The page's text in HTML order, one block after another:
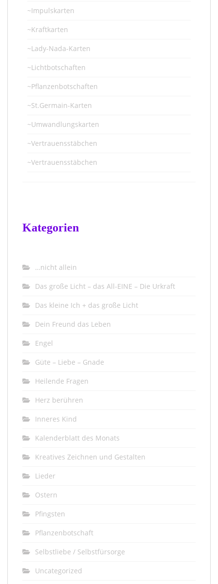
~Impulskarten
~Kraftkarten
~Lady-Nada-Karten
~Lichtbotschaften
~Pflanzenbotschaften
~St.Germain-Karten
~Umwandlungskarten
~Vertrauensstäbchen
~Vertrauensstäbchen
Kategorien
…nicht allein
Das große Licht – das All-EINE – Die Urkraft
Das kleine Ich + das große Licht
Dein Freund das Leben
Engel
Güte – Liebe – Gnade
Heilende Fragen
Herz berühren
Inneres Kind
Kalenderblatt des Monats
Kreatives Zeichnen und Gestalten
Lieder
Ostern
Pfingsten
Pflanzenbotschaft
Selbstliebe / Selbstfürsorge
Uncategorized